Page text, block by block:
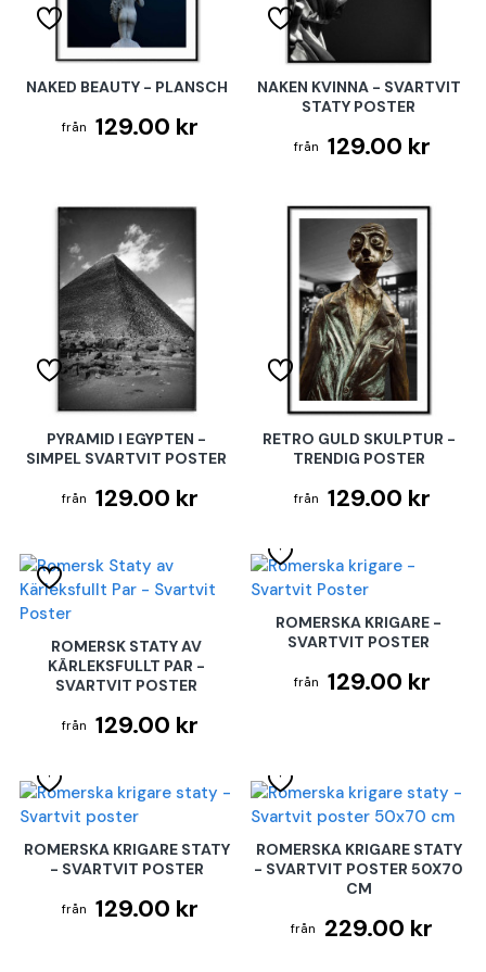
NAKED BEAUTY - PLANSCH
129.00 kr
NAKEN KVINNA - SVARTVIT
STATY POSTER
129.00 kr
PYRAMID I EGYPTEN -
SIMPEL SVARTVIT POSTER
129.00 kr
RETRO GULD SKULPTUR -
TRENDIG POSTER
129.00 kr
ROMERSK STATY AV
KÄRLEKSFULLT PAR -
SVARTVIT POSTER
129.00 kr
ROMERSKA KRIGARE -
SVARTVIT POSTER
129.00 kr
ROMERSKA KRIGARE STATY
- SVARTVIT POSTER
129.00 kr
ROMERSKA KRIGARE STATY
- SVARTVIT POSTER 50X70
CM
229.00 kr